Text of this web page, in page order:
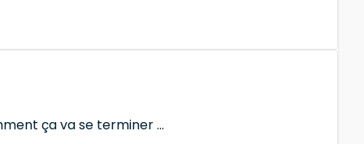
ça va se terminer ...